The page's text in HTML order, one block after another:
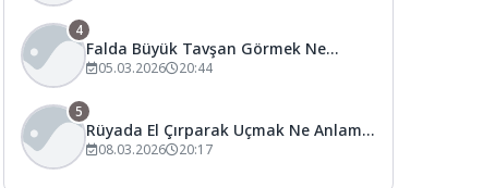
4
Falda Büyük Tavşan Görmek Ne
Anlama Gelir?
05.03.2026 20:44
5
Rüyada El Çırparak Uçmak Ne Anlama
Gelir?
08.03.2026 20:17